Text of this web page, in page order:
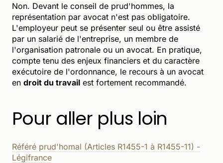
Non. Devant le conseil de prud'hommes, la
représentation par avocat n'est pas obligatoire.
L'employeur peut se présenter seul ou être assisté
par un salarié de l'entreprise, un membre de
l'organisation patronale ou un avocat. En pratique,
compte tenu des enjeux financiers et du caractère
exécutoire de l'ordonnance, le recours à un avocat
en droit du travail est fortement recommandé.
Pour aller plus loin
Référé prud'homal (Articles R1455-1 à R1455-11) -
Légifrance